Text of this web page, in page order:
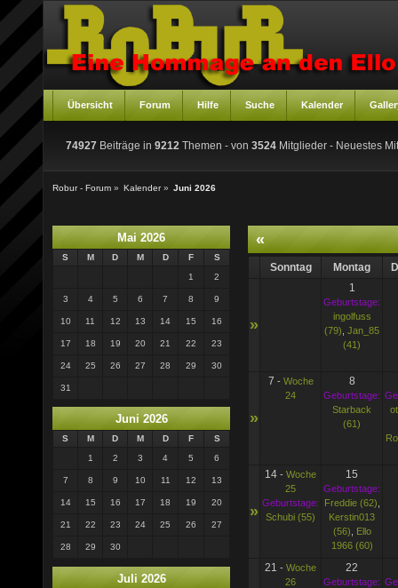
Übersicht Forum Hilfe Suche Kalender
74927 Beiträge in 9212 Themen - von 3524 Mitglieder - Neuestes
Robur - Forum » Kalender» Juni 2026
Mai 2026
S M D M D F
S
1
2
3 4 5 6 7 8 9
10 11 12 13 14 15 16
17 18 19 20 21 22 23
24 25 26 27 28 29 30
31
Juni 2026
S M D M D F
S
1
2 3 4 5 6
7 8 9 10 11 12 13
14 15 16 17 18 19 20
21 22 23 24 25 26 27
28 29 30
Juli 2026
«
Sonntag Montag
»
1
Geburtstage:
ingolfuss
(79) Jan_85
(41)
»
7 - Woche
24
8
Geburtstage:
Starback
(61)
»
14 - Woche
25
Geburtstage:
Schubi (55)
15
Geburtstage:
Freddie (62)
Kerstin013
(56)
Ello
1966 (60)
21 - Woche
26
22
Geburtstage: